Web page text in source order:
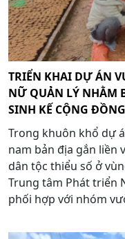
TRIỂN KHAI DỰ ÁN
NỮ QUẢN LÝ NHẰM
SINH KẾ CỘNG ĐỒNG
Trong khuôn khổ dự
nam bản địa gắn liền
dân tộc thiểu số ở
Trung tâm Phát triển
phối hợp với nhóm